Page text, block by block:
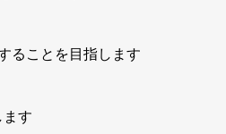
ることを目指します
ます